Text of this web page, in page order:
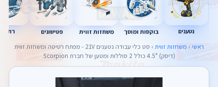
נטענים בוקסות ומוסך משחזות זווית פטישונים
ראשי › משחזות זווית
› סט כלי עבודה נטענים 21V - מפתח רטיטה ומשחזת זווית
(דיסק) "4.5 כולל 2 סוללות ומטען של חברת Scorpion